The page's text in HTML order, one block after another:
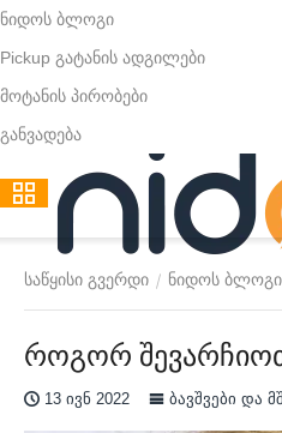
ნიდოს ბლოგი
Pickup გატანის ადგილები
მოტანის პირობები
განვადება
საწყისი გვერდი / ნიდოს ბლოგი
როგორ
13 ივნ 2022 ბავშვები და